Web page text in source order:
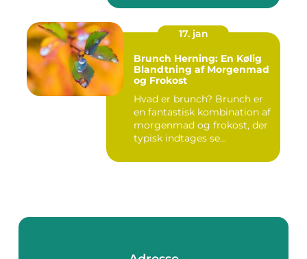
17. jan
Brunch Herning: En Kølig
Blandtning af Morgenmad
og Frokost
Hvad er brunch? Brunch er
en fantastisk kombination af
morgenmad og frokost, der
typisk indtages se...